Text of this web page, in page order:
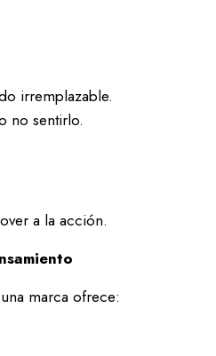
irremplazable.
no sentirlo.
a la acción.
marca ofrece: